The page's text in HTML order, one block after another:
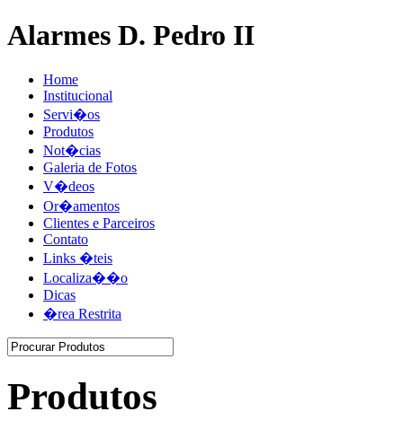
Alarmes D. Pedro II
Home
Institucional
Servi�os
Produtos
Not�cias
Galeria de Fotos
V�deos
Or�amentos
Clientes e Parceiros
Contato
Links �teis
Localiza��o
Dicas
�rea Restrita
Produtos